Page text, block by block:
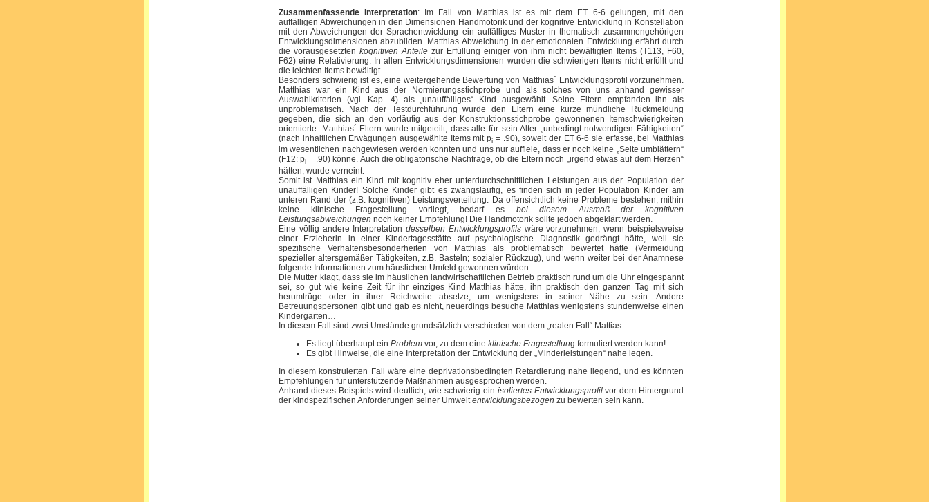
Zusammenfassende Interpretation: Im Fall von Matthias ist es mit dem ET 6-6 gelungen, mit den
auffälligen Abweichungen in den Dimensionen Handmotorik und der kognitive Entwicklung in Konstellation
mit den Abweichungen der Sprachentwicklung ein auffälliges Muster in thematisch zusammengehörigen
Entwicklungsdimensionen abzubilden. Matthias Abweichung in der emotionalen Entwicklung erfährt durch
die vorausgesetzten kognitiven Anteile zur Erfüllung einiger von ihm nicht bewältigten Items (T113, F60,
F62) eine Relativierung. In allen Entwicklungsdimensionen wurden die schwierigen Items nicht erfüllt und
die leichten Items bewältigt.
Besonders schwierig ist es, eine weitergehende Bewertung von Matthias´ Entwicklungsprofil vorzunehmen.
Matthias war ein Kind aus der Normierungsstichprobe und als solches von uns anhand gewisser
Auswahlkriterien (vgl. Kap. 4) als „unauffälliges“ Kind ausgewählt. Seine Eltern empfanden ihn als
unproblematisch. Nach der Testdurchführung wurde den Eltern eine kurze mündliche Rückmeldung
gegeben, die sich an den vorläufig aus der Konstruktionsstichprobe gewonnenen Itemschwierigkeiten
orientierte. Matthias´ Eltern wurde mitgeteilt, dass alle für sein Alter „unbedingt notwendigen Fähigkeiten“
(nach inhaltlichen Erwägungen ausgewählte Items mit pi = .90), soweit der ET 6-6 sie erfasse, bei Matthias
im wesentlichen nachgewiesen werden konnten und uns nur auffiele, dass er noch keine „Seite umblättern“
(F12: pi = .90) könne. Auch die obligatorische Nachfrage, ob die Eltern noch „irgend etwas auf dem Herzen“
hätten, wurde verneint.
Somit ist Matthias ein Kind mit kognitiv eher unterdurchschnittlichen Leistungen aus der Population der
unauffälligen Kinder! Solche Kinder gibt es zwangsläufig, es finden sich in jeder Population Kinder am
unteren Rand der (z.B. kognitiven) Leistungsverteilung. Da offensichtlich keine Probleme bestehen, mithin
keine klinische Fragestellung vorliegt, bedarf es bei diesem Ausmaß der kognitiven
Leistungsabweichungen noch keiner Empfehlung! Die Handmotorik sollte jedoch abgeklärt werden.
Eine völlig andere Interpretationdesselben Entwicklungsprofilswäre vorzunehmen, wenn beispielsweise
einer Erzieherin in einer Kindertagesstätte auf psychologische Diagnostik gedrängt hätte, weil sie
spezifische Verhaltensbesonderheiten von Matthias als problematisch bewertet hätte (Vermeidung
spezieller altersgemäßer Tätigkeiten, z.B. Basteln; sozialer Rückzug), und wenn weiter bei der Anamnese
folgende Informationen zum häuslichen Umfeld gewonnen würden:
Die Mutter klagt, dass sie im häuslichen landwirtschaftlichen Betrieb praktisch rund um die Uhr eingespannt
sei, so gut wie keine Zeit für ihr einziges Kind Matthias hätte, ihn praktisch den ganzen Tag mit sich
herumtrüge oder in ihrer Reichweite absetze, um wenigstens in seiner Nähe zu sein. Andere
Betreuungspersonen gibt und gab es nicht, neuerdings besuche Matthias wenigstens stundenweise einen
Kindergarten…
In diesem Fall sind zwei Umstände grundsätzlich verschieden von dem „realen Fall“ Mattias:
Es liegt überhaupt ein Problem vor, zu dem eine klinische Fragestellung formuliert werden kann!
Es gibt Hinweise, die eine Interpretation der Entwicklung der „Minderleistungen“ nahe legen.
In diesem konstruierten Fall wäre eine deprivationsbedingten Retardierung nahe liegend, und es könnten
Empfehlungen für unterstützende Maßnahmen ausgesprochen werden.
Anhand dieses Beispiels wird deutlich, wie schwierig ein isoliertes Entwicklungsprofilvor dem Hintergrund
der kindspezifischen Anforderungen seiner Umwelt entwicklungsbezogen zu bewerten sein kann.